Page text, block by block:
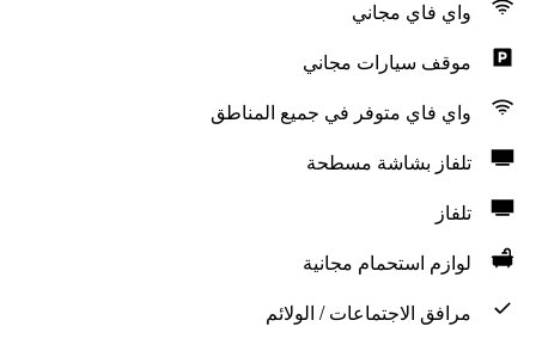
واي فاي مجاني
موقف سيارات مجاني
واي فاي متوفر في جميع المناطق
تلفاز بشاشة مسطحة
تلفاز
لوازم استحمام مجانية
مرافق الاجتماعات / الولائم